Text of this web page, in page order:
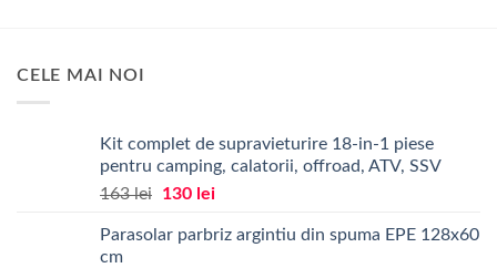
CELE MAI NOI
Kit complet de supravieturire 18-in-1 piese
pentru camping, calatorii, offroad, ATV, SSV
163lei
Prețul
a
130 leiPrețul
este:
Parasolar parbriz argintiu din spuma EPE 128x60
cm